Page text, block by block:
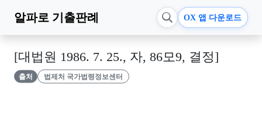
알파로 기출판례 OX 앱 다운로드
[대법원 1986. 7. 25., 자, 86모9, 결정]
출처 법제처 국가법령정보센터